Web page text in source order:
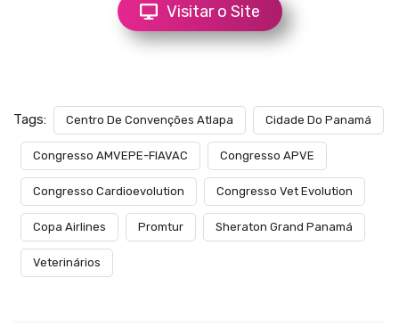
Visitar o Site
Tags: Centro De Convenções Atlapa Cidade Do Panamá
Congresso AMVEPE-FIAVAC Congresso APVE
Congresso Cardioevolution Congresso Vet Evolution
Copa Airlines Promtur Sheraton Grand Panamá
Veterinários